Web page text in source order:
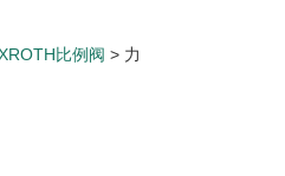
比例阀 > 力